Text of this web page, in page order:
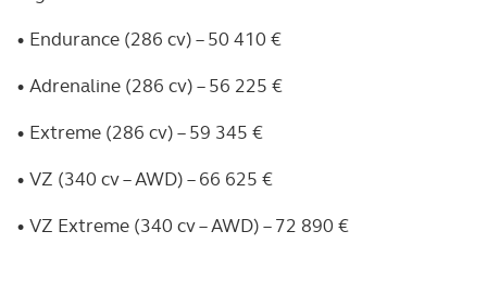
tecnologias similares pode ter impacto na sua
experiência de navegação no Website e nos serviços
• Endurance (286 cv) – 50 410 €
• Adrenaline (286 cv) – 56 225 €
• Extreme (286 cv) – 59 345 €
• VZ (340 cv – AWD) – 66 625 €
• VZ Extreme (340 cv – AWD) – 72 890 €